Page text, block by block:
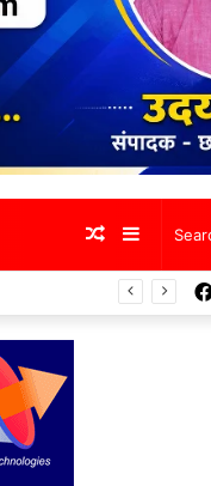
Sidebar
Random
Article